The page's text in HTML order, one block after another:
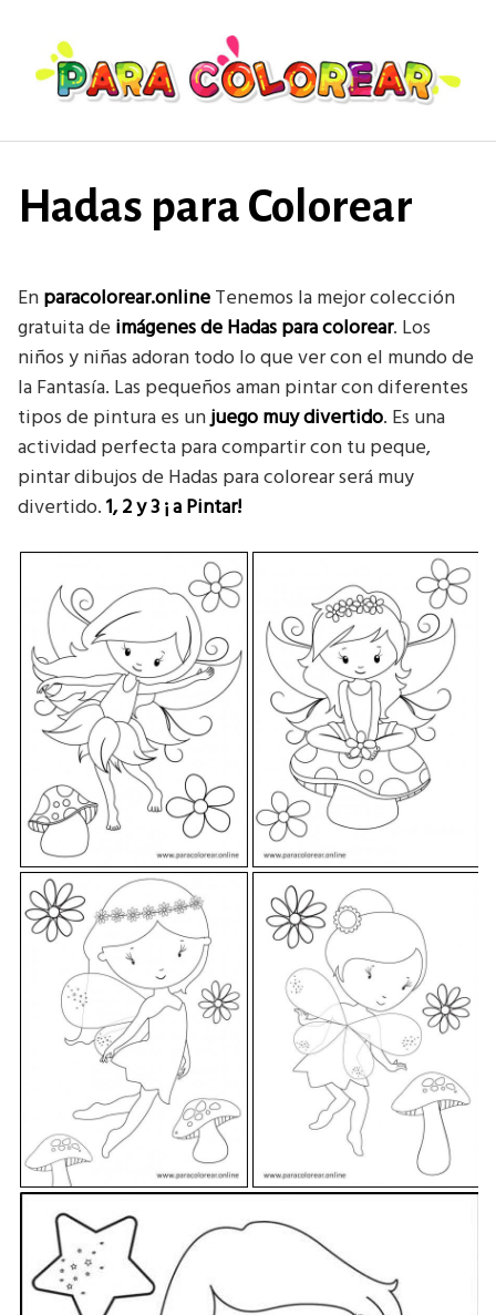
contenido
Hadas para Colorear
Enparacolorear.onlineTenemos la mejor colección
gratuita de imágenes de Hadaspara colorear. Los
niños y niñas adoran todo lo que ver con el mundo de
la Fantasía. Las pequeños aman pintar con diferentes
tipos de pintura es unjuego muy divertido. Es una
actividad perfecta para compartir con tu peque,
pintar dibujos de Hadas para colorear será muy
divertido.1, 2 y 3¡ a Pintar!